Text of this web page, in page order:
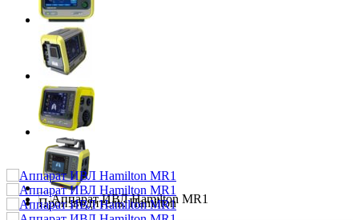
Производитель:Hamilton